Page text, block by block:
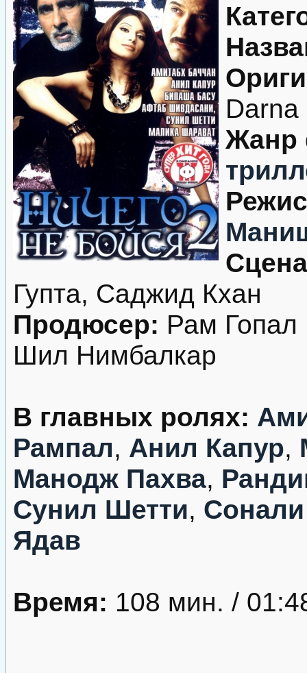
Жанр
Гупта, Саджид Кхан
Продюсер: Рам
Шил Нимбалкар
В главных ролях:
Рампал, Анил Капур,
Манодж Пахва,
Сунил Шетти,
Ядав
Время: 108 мин. /